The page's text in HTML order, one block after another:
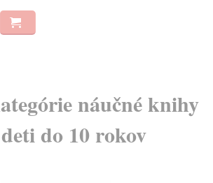
náučné knihy
do 10 rokov